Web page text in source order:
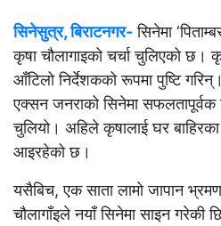
सिनेसुत्र, बिराटनगर-सिनेमा
कृषा चौलागाइको चर्चा चुलिएको छ।
आँटिलो निर्देशकको रूपमा पुष्टि
एक्सन जनराको सिनेमा सफलतापूर्वक
चुलियो। अहिले कृषालाई घर
आइरहेको छ।
यसैबिच, एक साता लामो जापान
चौलागाँइले नयाँ सिनेमा साइन गरेकी